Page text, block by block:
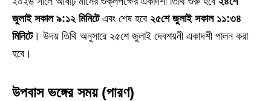
জুলাই সকাল ৯:১২ মিনিটেএবং শেষ হবে ২৫শে জুলাই সকাল ১১:৩৪
মিনিটে। উদয় তিথি অনুসারে ২৫শে জুলাই দেবশয়নী একাদশী পালন করা
হবে।
উপবাস ভঙ্গের সময় (পারণ)